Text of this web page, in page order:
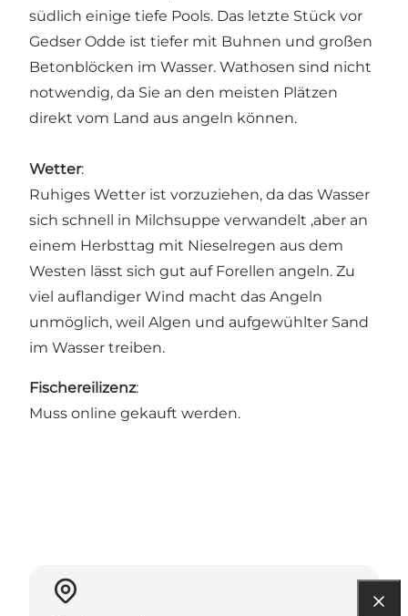
südlich einige tiefe Pools. Das letzte Stück vor
Gedser Odde ist tiefer mit Buhnen und großen
Betonblöcken im Wasser. Wathosen sind nicht
notwendig, da Sie an den meisten Plätzen
direkt vom Land aus angeln können.
Wetter:
Ruhiges Wetter ist vorzuziehen, da das Wasser
sich schnell in Milchsuppe verwandelt ,aber an
einem Herbsttag mit Nieselregen aus dem
Westen lässt sich gut auf Forellen angeln. Zu
viel auflandiger Wind macht das Angeln
unmöglich, weil Algen und aufgewühlter Sand
im Wasser treiben.
Fischereilizenz:
Muss online gekauft werden.